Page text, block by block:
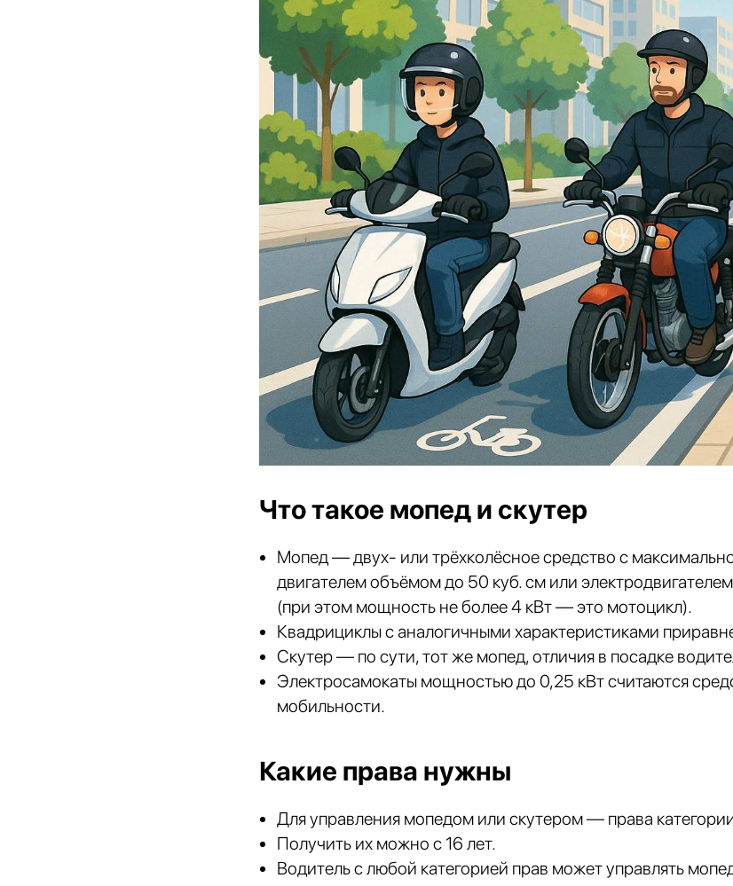
Что такое мопед и скутер
Мопед — двух- или трёхколёсное средство с
двигателем объёмом до 50 куб. см или
(при этом мощность не более 4 кВт — это мотоцикл).
Квадрициклы с аналогичными характеристиками
Скутер — по сути, тот же мопед, отличия в посадке
Электросамокаты мощностью до 0,25 кВт считаются
мобильности.
Какие права нужны
Для управления мопедом или скутером — права
Получить их можно с 16 лет.
Водитель с любой категорией прав может управлять